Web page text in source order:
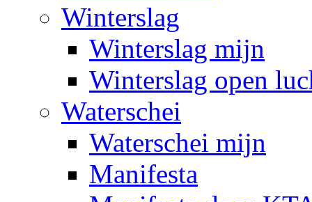
Winterslag
Winterslag mijn
Winterslag open
Waterschei
Waterschei mijn
Manifesta